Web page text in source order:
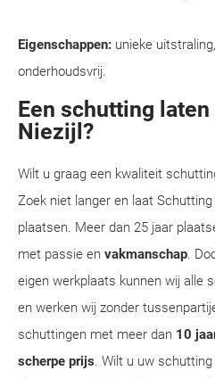
Eigenschappen: unieke
onderhoudsvrij.
Een schutting
Niezijl?
Wilt u graag een kwaliteit
Zoek niet langer en laat
plaatsen. Meer dan 25 jaar
met passie en vakmanschap.
eigen werkplaats kunnen wij alle
en werken wij zonder
schuttingen met meer dan 10
scherpe prijs. Wilt u uw